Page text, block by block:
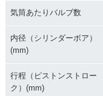
気筒あたりバルブ数
内径（シリンダーボア）
(mm)
行程（ピストンストロー
ク）(mm)